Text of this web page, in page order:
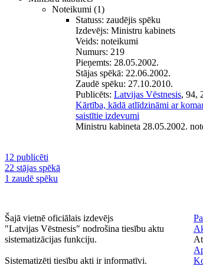
Noteikumi (1)
Statuss: zaudējis spēku
Izdevējs: Ministru kabinets
Veids: noteikumi
Numurs: 219
Pieņemts: 28.05.2002.
Stājas spēkā: 22.06.2002.
Zaudē spēku: 27.10.2010.
Publicēts: Latvijas Vēstnesis, 94,
Kārtība, kādā atlīdzināmi ar
saistītie izdevumi
Ministru kabineta 28.05.2002.
12 publicēti
22 stājas spēkā
1 zaudē spēku
Šajā vietnē oficiālais izdevējs
"Latvijas Vēstnesis" nodrošina tiesību aktu
sistematizācijas funkciju.
Sistematizēti tiesību akti ir informatīvi.